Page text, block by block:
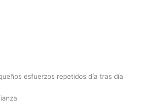
esfuerzos repetidos día tras día